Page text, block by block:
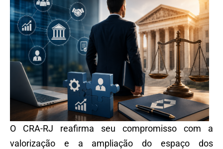
O CRA-RJ reafirma seu compromisso com a
valorização e a ampliação do espaço dos